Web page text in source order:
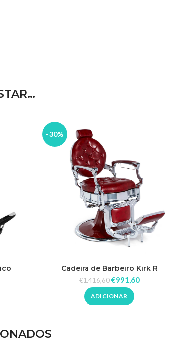
-30%
Cadeira de Barbeiro Kirk R
€1.416,60 €991,60
ADICIONAR